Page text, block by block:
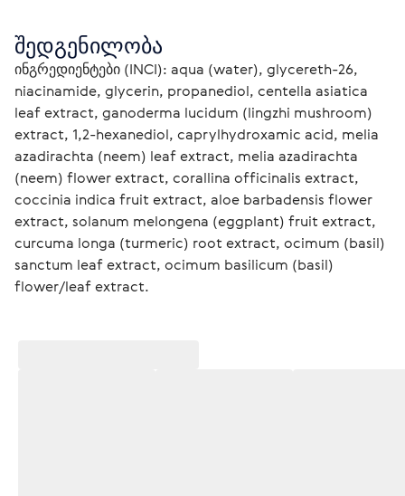
შედგენილობა
ინგრედიენტები (INCI): aqua (water), glycereth-26,
niacinamide, glycerin, propanediol, centella asiatica
leaf extract, ganoderma lucidum (lingzhi mushroom)
extract, 1,2-hexanediol, caprylhydroxamic acid, melia
azadirachta (neem) leaf extract, melia azadirachta
(neem) flower extract, corallina officinalis extract,
coccinia indica fruit extract, aloe barbadensis flower
extract, solanum melongena (eggplant) fruit extract,
curcuma longa (turmeric) root extract, ocimum (basil)
sanctum leaf extract, ocimum basilicum (basil)
flower/leaf extract.